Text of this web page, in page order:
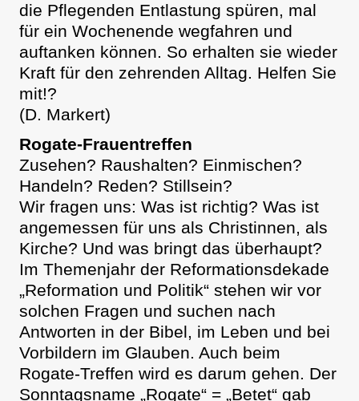
die Pflegenden Entlastung spüren, mal
für ein Wochenende wegfahren und
auftanken können. So erhalten sie wieder
Kraft für den zehrenden Alltag. Helfen Sie
mit!?
(D. Markert)
Rogate-Frauentreffen
Zusehen? Raushalten? Einmischen?
Handeln? Reden? Stillsein?
Wir fragen uns: Was ist richtig? Was ist
angemessen für uns als Christinnen, als
Kirche? Und was bringt das überhaupt?
Im Themenjahr der Reformationsdekade
„Reformation und Politik“ stehen wir vor
solchen Fragen und suchen nach
Antworten in der Bibel, im Leben und bei
Vorbildern im Glauben. Auch beim
Rogate-Treffen wird es darum gehen. Der
Sonntagsname „Rogate“ = „Betet“ gab